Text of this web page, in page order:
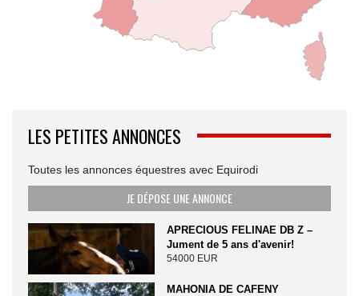
LES PETITES ANNONCES
Toutes les annonces équestres avec Equirodi
JE DÉPOSE UNE ANNONCE
APRECIOUS FELINAE DB Z –
Jument de 5 ans d'avenir!
54000 EUR
MAHONIA DE CAFENY